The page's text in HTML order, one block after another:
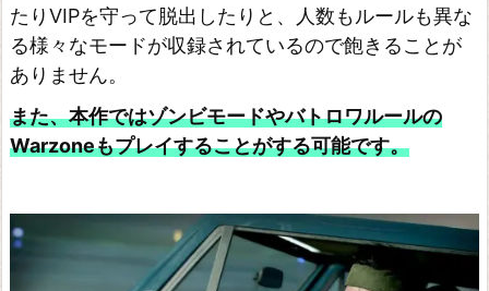
たりVIPを守って脱出したりと、人数もルールも異な
る様々なモードが収録されているので飽きることが
ありません。
また、本作ではゾンビモードやバトロワルールの
Warzoneもプレイすることがする可能です。